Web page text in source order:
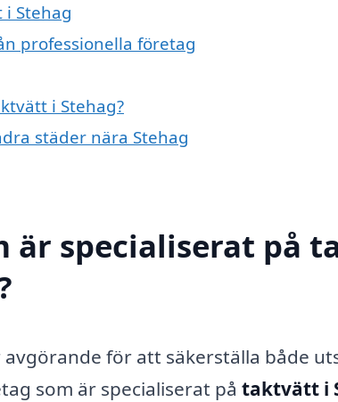
Stehag
professionella företag
i Stehag?
städer nära Stehag
är specialiserat på
för att säkerställa både
som är specialiserat på taktvätt i